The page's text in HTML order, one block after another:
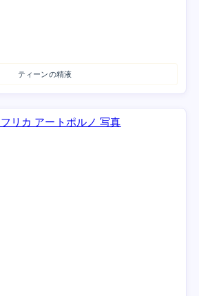
ティーンの精液